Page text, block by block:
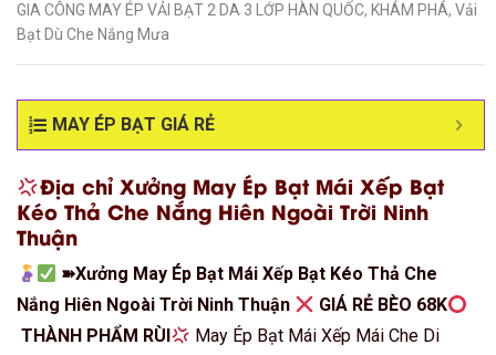
GIA CÔNG MAY ÉP VẢI BẠT 2 DA 3 LỚP HÀN QUỐC, KHÁM PHÁ, Vải
Bạt Dù Che Nắng Mưa
MAY ÉP BẠT GIÁ RẺ
Địa chỉ Xưởng May Ép Bạt Mái Xếp Bạt
Kéo Thả Che Nắng Hiên Ngoài Trời Ninh
Thuận
➽Xưởng May Ép Bạt Mái Xếp Bạt Kéo Thả Che
Nắng Hiên Ngoài Trời Ninh Thuận
GIÁ RẺ BÈO 68K
THÀNH PHẨM RÙI
May Ép Bạt Mái Xếp Mái Che Di